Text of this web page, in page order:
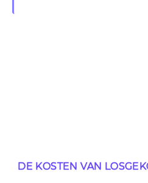
DE KOSTEN VAN